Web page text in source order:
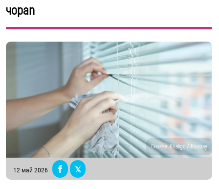
чорап
Снимка: Khaligo / Pixabay
12 май 2026